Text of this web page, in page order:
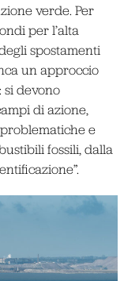
verde. Per
per l’alta
spostamenti
un approccio
si devono
di azione,
e
fossili, dalla